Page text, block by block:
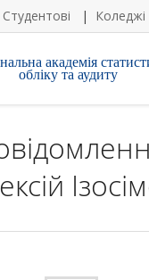
Студентові Коледжі
академія
обліку та аудиту